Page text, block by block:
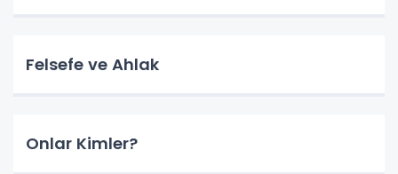
Felsefe ve Ahlak
Onlar Kimler?